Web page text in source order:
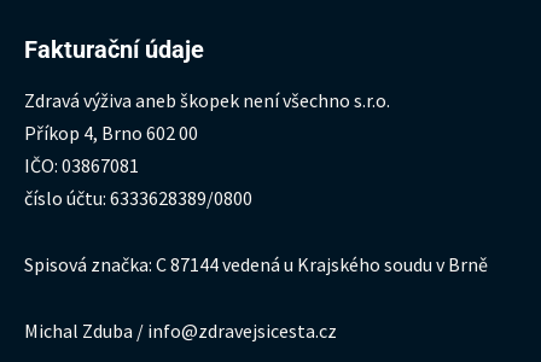
Fakturační údaje
Zdravá výživa aneb škopek není všechno s.r.o.
Příkop 4, Brno 602 00
IČO: 03867081
číslo účtu: 6333628389/0800
Spisová značka: C 87144 vedená u Krajského soudu v Brně
Michal Zduba / info@zdravejsicesta.cz